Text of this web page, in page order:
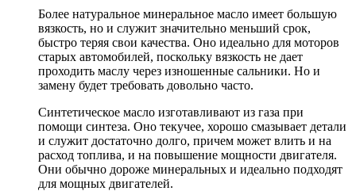
Более натуральное минеральное масло имеет большую
вязкость, но и служит значительно меньший срок,
быстро теряя свои качества. Оно идеально для моторов
старых автомобилей, поскольку вязкость не дает
проходить маслу через изношенные сальники. Но и
замену будет требовать довольно часто.
Синтетическое масло изготавливают из газа при
помощи синтеза. Оно текучее, хорошо смазывает детали
и служит достаточно долго, причем может влить и на
расход топлива, и на повышение мощности двигателя.
Они обычно дороже минеральных и идеально подходят
для мощных двигателей.